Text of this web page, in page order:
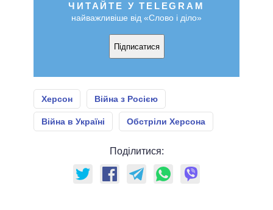
ЧИТАЙТЕ У TELEGRAM
найважливіше від «Слово і діло»
Підписатися
Херсон Війна з Росією
Війна в Україні Обстріли Херсона
Поділитися: